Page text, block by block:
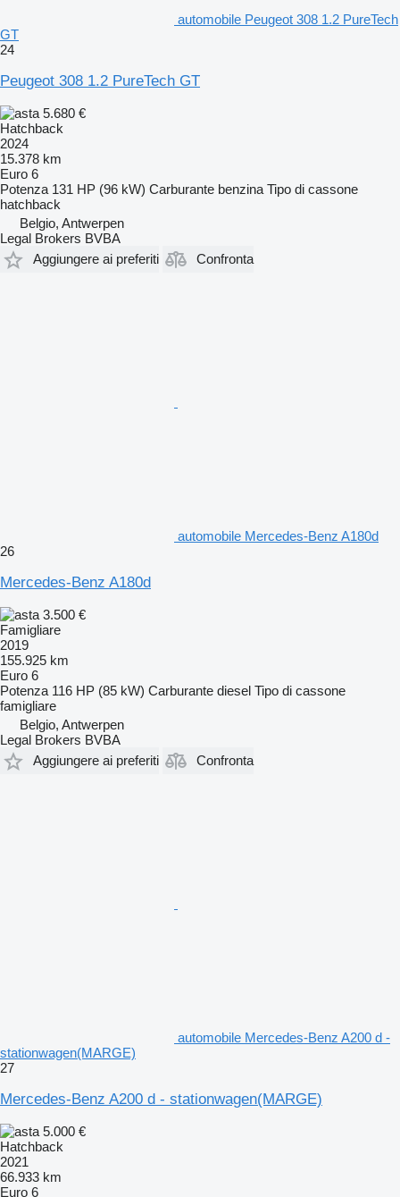
automobile Peugeot 308 1.2 PureTech
GT
24
Peugeot 308 1.2 PureTech GT
5.680 €
Hatchback
2024
15.378 km
Euro 6
Potenza 131 HP (96 kW) Carburante benzina Tipo di cassone
hatchback
Belgio, Antwerpen
Legal Brokers BVBA
Aggiungere ai preferiti
Confronta
automobile Mercedes-Benz A180d
26
Mercedes-Benz A180d
3.500 €
Famigliare
2019
155.925 km
Euro 6
Potenza 116 HP (85 kW) Carburante diesel Tipo di cassone
famigliare
Belgio, Antwerpen
Legal Brokers BVBA
Aggiungere ai preferiti
Confronta
automobile Mercedes-Benz A200 d -
stationwagen(MARGE)
27
Mercedes-Benz A200 d - stationwagen(MARGE)
5.000 €
Hatchback
2021
66.933 km
Euro 6